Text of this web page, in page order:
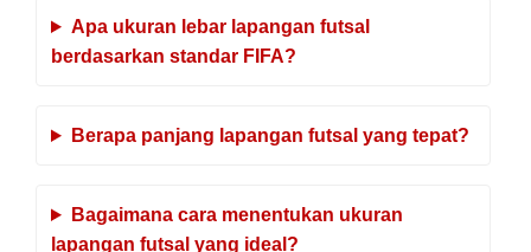
Apa ukuran lebar lapangan futsal
berdasarkan standar FIFA?
Berapa panjang lapangan futsal yang tepat?
Bagaimana cara menentukan ukuran
lapangan futsal yang ideal?